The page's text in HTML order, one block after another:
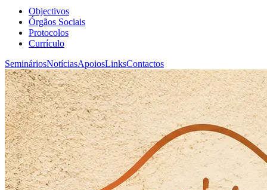
Objectivos
Órgãos Sociais
Protocolos
Currículo
SemináriosNotíciasApoiosLinksContactos